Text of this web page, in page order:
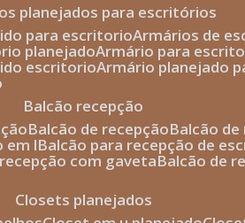
planejados para escritórios
para escritorio armários de
planejado armário para
escritorio armário planejado
balcão recepção
balcão de recepção balcão
em l balcão para recepção de
recepção com gaveta balcão de
closets planejados